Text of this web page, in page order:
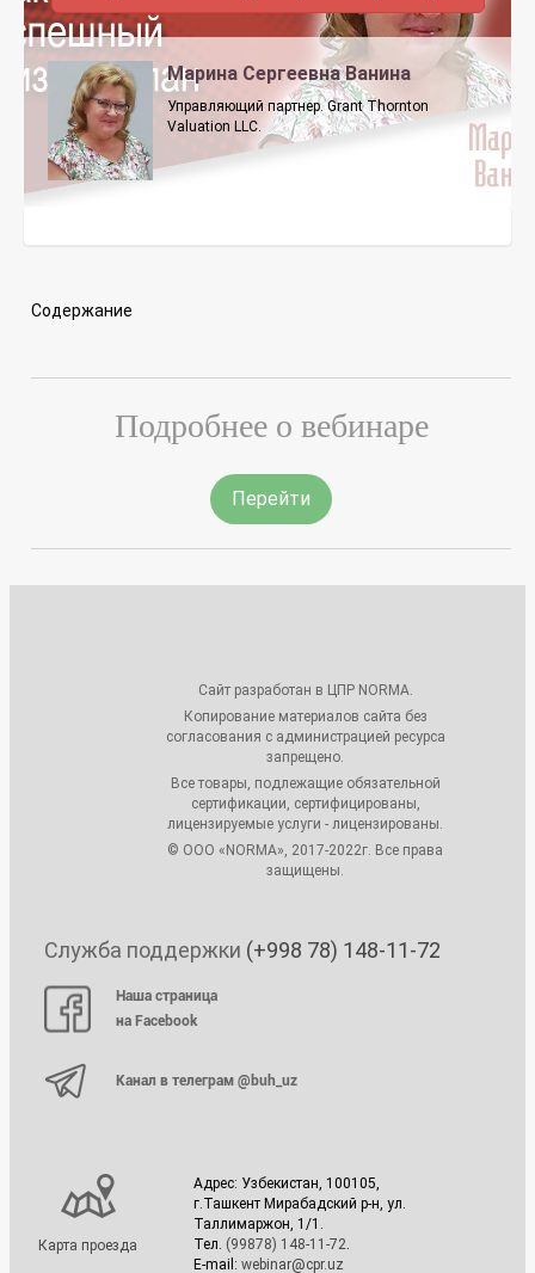
Марина Сергеевна Ванина
Управляющий партнер. Grant Thornton
Valuation LLC.
Содержание
Подробнее о вебинаре
Перейти
Сайт разработан в ЦПР NORMA.
Копирование материалов сайта без
согласования с администрацией ресурса
запрещено.
Все товары, подлежащие обязательной
сертификации, сертифицированы,
лицензируемые услуги - лицензированы.
© ООО «NORMA», 2017-2022г. Все права
защищены.
Служба поддержки (+998 78) 148-11-72
Наша страница
на Facebook
Канал в телеграм @buh_uz
Карта проезда
Адрес: Узбекистан, 100105,
г.Ташкент Мирабадский р-н, ул.
Таллимаржон, 1/1.
Тел. (99878) 148-11-72
E-mail: webinar@cpr.uz